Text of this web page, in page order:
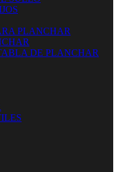
PLANCHAR
DE PLANCHAR